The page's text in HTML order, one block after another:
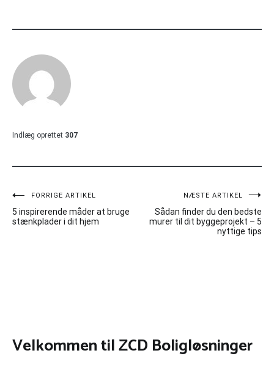
Indlæg oprettet 307
Indlægsnavigation
FORRIGE ARTIKEL
5 inspirerende måder at bruge
stænkplader i dit hjem
NÆSTE ARTIKEL
Sådan finder du den bedste
murer til dit byggeprojekt – 5
nyttige tips
Velkommen til ZCD Boligløsninger